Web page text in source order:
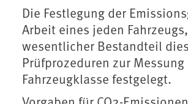
Die Festlegung der
Arbeit eines jeden
wesentlicher Bestandteil
Prüfprozeduren zur
Fahrzeugklasse festgelegt.